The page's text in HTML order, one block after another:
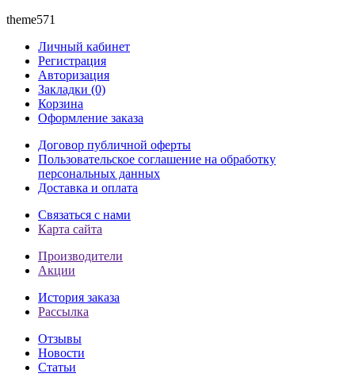
theme571
Личный кабинет
Регистрация
Авторизация
Закладки (0)
Корзина
Оформление заказа
Договор публичной оферты
Пользовательское соглашение на обработку
персональных данных
Доставка и оплата
Связаться с нами
Карта сайта
Производители
Акции
История заказа
Рассылка
Отзывы
Новости
Статьи